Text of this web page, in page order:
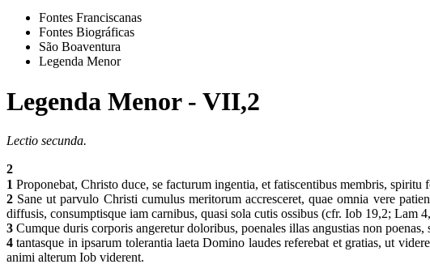
Fontes Franciscanas
Fontes Biográficas
São Boaventura
Legenda Menor
Legenda Menor - VII,2
Lectio secunda.
2
1 Proponebat, Christo duce, se facturum ingentia, et fatiscentibus membris,
2 Sane ut parvulo Christi cumulus meritorum accresceret, quae omnia vere
diffusis, consumptisque iam carnibus, quasi sola cutis ossibus (cfr. Iob 19,2; Lam
3 Cumque duris corporis angeretur doloribus, poenales illas angustias non poenas,
4 tantasque in ipsarum tolerantia laeta Domino laudes referebat et gratias, ut
animi alterum Iob viderent.